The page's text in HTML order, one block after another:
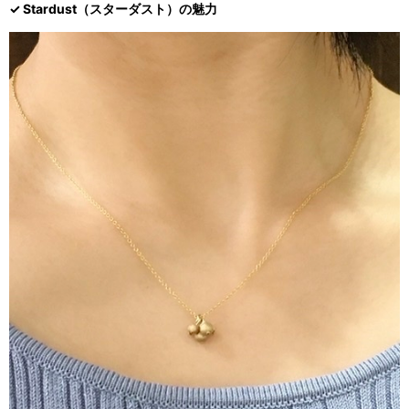
✓ Stardust（スターダスト）の魅力